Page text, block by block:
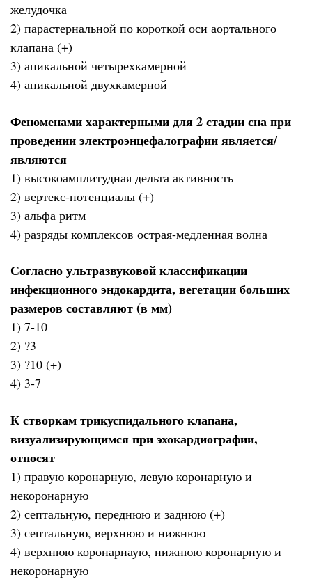
желудочка
2) парастернальной по короткой оси аортального
клапана (+)
3) апикальной четырехкамерной
4) апикальной двухкамерной
Феноменами характерными для 2 стадии сна при
проведении электроэнцефалографии является/
являются
1) высокоамплитудная дельта активность
2) вертекс-потенциалы (+)
3) альфа ритм
4) разряды комплексов острая-медленная волна
Согласно ультразвуковой классификации
инфекционного эндокардита, вегетации больших
размеров составляют (в мм)
1) 7-10
2) ?3
3) ?10 (+)
4) 3-7
К створкам трикуспидального клапана,
визуализирующимся при эхокардиографии,
относят
1) правую коронарную, левую коронарную и
некоронарную
2) септальную, переднюю и заднюю (+)
3) септальную, верхнюю и нижнюю
4) верхнюю коронарнаую, нижнюю коронарную и
некоронарную